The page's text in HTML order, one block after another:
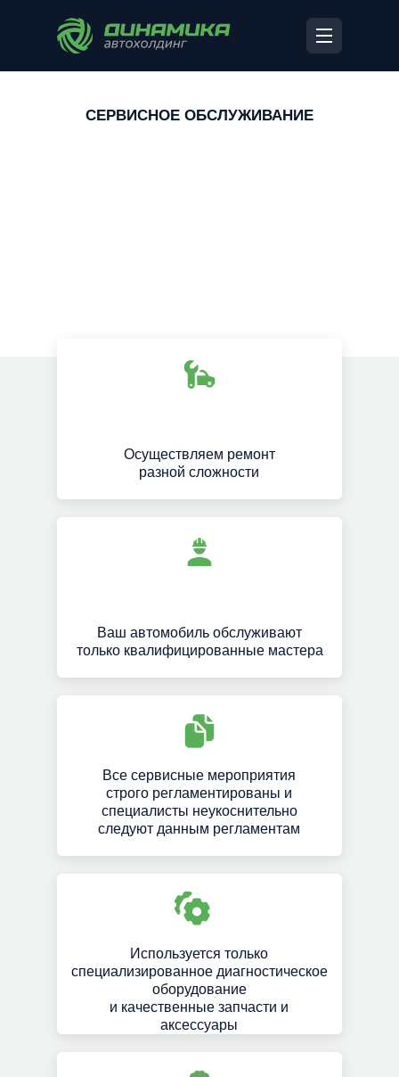
СЕРВИСНОЕ ОБСЛУЖИВАНИЕ
Осуществляем ремонт
разной сложности
Ваш автомобиль обслуживают
только квалифицированные мастера
Все сервисные мероприятия
строго регламентированы и
специалисты неукоснительно
следуют данным регламентам
Используется только
специализированное диагностическое
оборудование
и качественные запчасти и
аксессуары